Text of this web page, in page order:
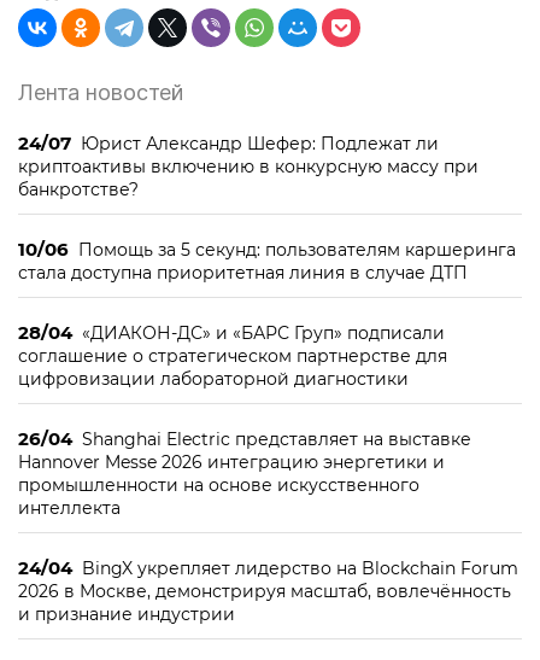
Лента новостей
24/07 Юрист Александр Шефер: Подлежат ли
криптоактивы включению в конкурсную массу при
банкротстве?
10/06 Помощь за 5 секунд: пользователям каршеринга
стала доступна приоритетная линия в случае ДТП
28/04 «ДИАКОН-ДС» и «БАРС Груп» подписали
соглашение о стратегическом партнерстве для
цифровизации лабораторной диагностики
26/04 Shanghai Electric представляет на выставке
Hannover Messe 2026 интеграцию энергетики и
промышленности на основе искусственного
интеллекта
24/04 BingX укрепляет лидерство на Blockchain Forum
2026 в Москве, демонстрируя масштаб, вовлечённость
и признание индустрии